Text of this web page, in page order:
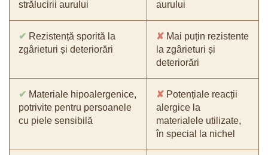
strălucirii aurului
aurului
✔ Rezistență sporită la
zgârieturi și deteriorări
✘ Mai puțin rezistente
la zgârieturi și
deteriorări
✔ Materiale hipoalergenice,
potrivite pentru persoanele
cu piele sensibilă
✘ Potențiale reacții
alergice la
materialele utilizate,
în special la nichel